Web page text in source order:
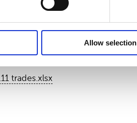
Allow selection
trades
trades.xlsx